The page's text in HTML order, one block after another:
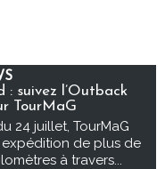
: suivez l’Outback
TourMaG
24 juillet, TourMaG
expédition de plus de
à travers...